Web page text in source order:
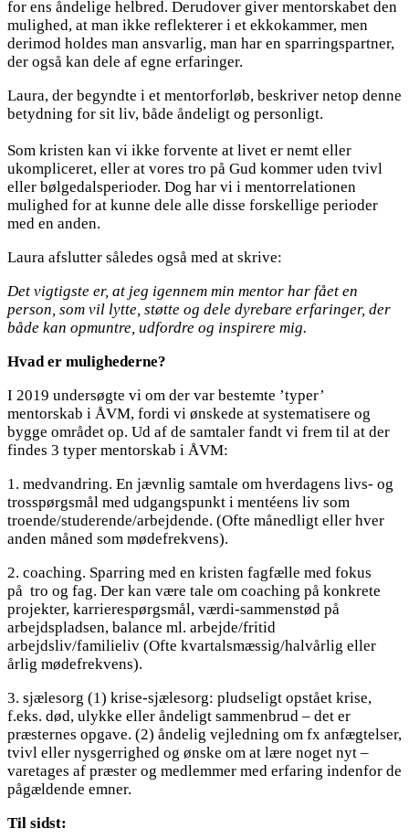
for ens åndelige helbred. Derudover giver mentorskabet den
mulighed, at man ikke reflekterer i et ekkokammer, men
derimod holdes man ansvarlig, man har en sparringspartner,
der også kan dele af egne erfaringer.
Laura, der begyndte i et mentorforløb, beskriver netop denne
betydning for sit liv, både åndeligt og personligt.
Som kristen kan vi ikke forvente at livet er nemt eller
ukompliceret, eller at vores tro på Gud kommer uden tvivl
eller bølgedalsperioder. Dog har vi i mentorrelationen
mulighed for at kunne dele alle disse forskellige perioder
med en anden.
Laura afslutter således også med at skrive:
Det vigtigste er, at jeg igennem min mentor har fået en
person, som vil lytte, støtte og dele dyrebare erfaringer, der
både kan opmuntre, udfordre og inspirere mig.
Hvad er mulighederne?
I 2019 undersøgte vi om der var bestemte ’typer’
mentorskab i ÅVM, fordi vi ønskede at systematisere og
bygge området op. Ud af de samtaler fandt vi frem til at der
findes 3 typer mentorskab i ÅVM:
1. medvandring. En jævnlig samtale om hverdagens livs- og
trosspørgsmål med udgangspunkt i mentéens liv som
troende/studerende/arbejdende. (Ofte månedligt eller hver
anden måned som mødefrekvens).
2. coaching. Sparring med en kristen fagfælle med fokus
på tro og fag. Der kan være tale om coaching på konkrete
projekter, karrierespørgsmål, værdi-sammenstød på
arbejdspladsen, balance ml. arbejde/fritid
arbejdsliv/familieliv (Ofte kvartalsmæssig/halvårlig eller
årlig mødefrekvens).
3. sjælesorg (1) krise-sjælesorg: pludseligt opstået krise,
f.eks. død, ulykke eller åndeligt sammenbrud – det er
præsternes opgave. (2) åndelig vejledning om fx anfægtelser,
tvivl eller nysgerrighed og ønske om at lære noget nyt –
varetages af præster og medlemmer med erfaring indenfor de
pågældende emner.
Til sidst: